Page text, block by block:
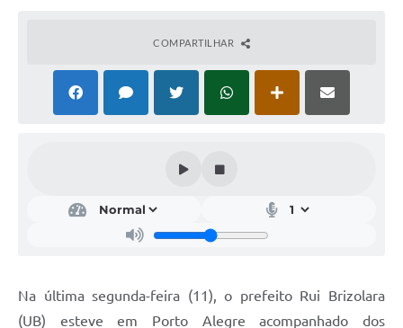
Transparência
Galeria de Vídeos
COMPARTILHAR
Na última segunda-feira (11), o prefeito Rui Brizolara
(UB) esteve em Porto Alegre acompanhado dos